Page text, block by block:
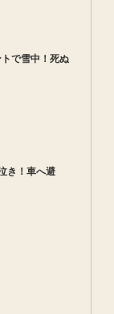
トで雪中！死ぬ
き！車へ避